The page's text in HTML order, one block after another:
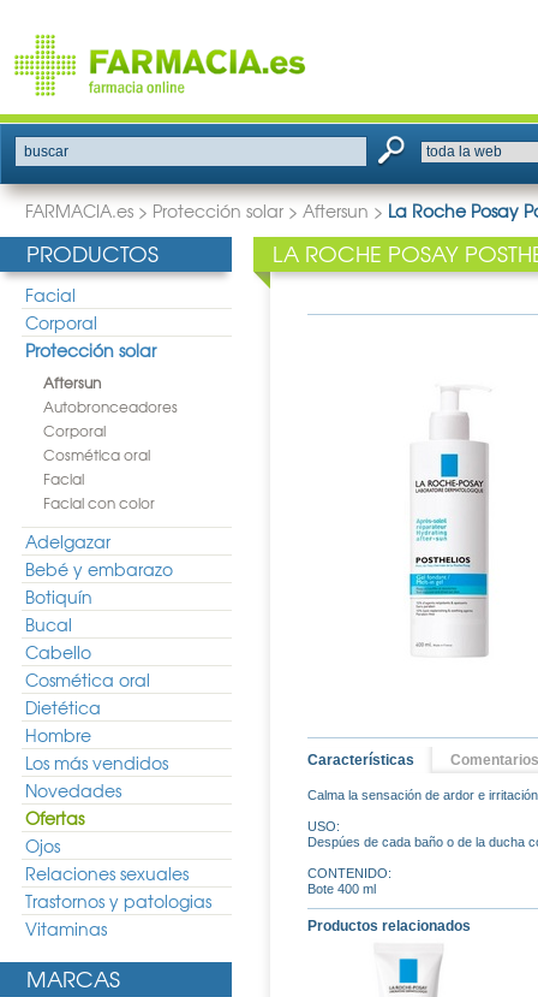
buscar
FARMACIA.es > Protección solar > Aftersun > La Roche Posay
PRODUCTOS
Facial
Corporal
Protección solar
Aftersun
Autobronceadores
Corporal
Cosmética oral
Facial
Facial con color
Adelgazar
Bebé y embarazo
Botiquín
Bucal
Cabello
Cosmética oral
Dietética
Hombre
Los más vendidos
Novedades
Ofertas
Ojos
Relaciones sexuales
Trastornos y patologias
Vitaminas
MARCAS
LA ROCHE POSAY
Características Comentarios
Calma la sensación de ardor e
USO:
Despúes de cada baño o de la ducha
CONTENIDO:
Bote 400 ml
Productos relacionados